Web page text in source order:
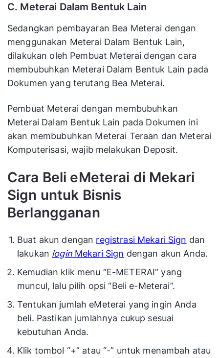
C. Meterai Dalam Bentuk Lain
Sedangkan pembayaran Bea Meterai dengan
menggunakan Meterai Dalam Bentuk Lain,
dilakukan oleh Pembuat Meterai dengan cara
membubuhkan Meterai Dalam Bentuk Lain pada
Dokumen yang terutang Bea Meterai.
Pembuat Meterai dengan membubuhkan
Meterai Dalam Bentuk Lain pada Dokumen ini
akan membubuhkan Meterai Teraan dan Meterai
Komputerisasi, wajib melakukan Deposit.
Cara Beli eMeterai di Mekari
Sign untuk Bisnis
Berlangganan
Buat akun dengan registrasi Mekari Sign dan
lakukan loginMekari Sign dengan akun Anda.
Kemudian klik menu “E-METERAI” yang
muncul, lalu pilih opsi “Beli e-Meterai”.
Tentukan jumlah eMeterai yang ingin Anda
beli. Pastikan jumlahnya cukup sesuai
kebutuhan Anda.
Klik tombol “+” atau “-” untuk menambah atau